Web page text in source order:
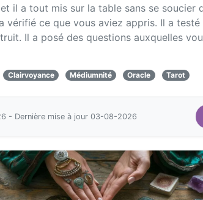
il a tout mis sur la table sans se soucier
vérifié ce que vous aviez appris. Il a testé
Il a posé des questions auxquelles
Clairvoyance Médiumnité Oracle Tarot
- Dernière mise à jour 03-08-2026